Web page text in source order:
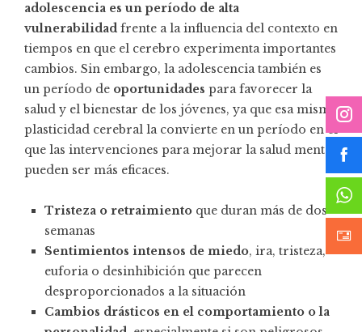
adolescencia es un período de alta
vulnerabilidad frente a la influencia del contexto en
tiempos en que el cerebro experimenta importantes
cambios. Sin embargo, la adolescencia también es
un período de oportunidades para favorecer la
salud y el bienestar de los jóvenes, ya que esa misma
plasticidad cerebral la convierte en un período en el
que las intervenciones para mejorar la salud mental
pueden ser más eficaces.
Tristeza o retraimiento que duran más de dos
semanas
Sentimientos intensos de miedo, ira, tristeza,
euforia o desinhibición que parecen
desproporcionados a la situación
Cambios drásticos en el comportamiento o la